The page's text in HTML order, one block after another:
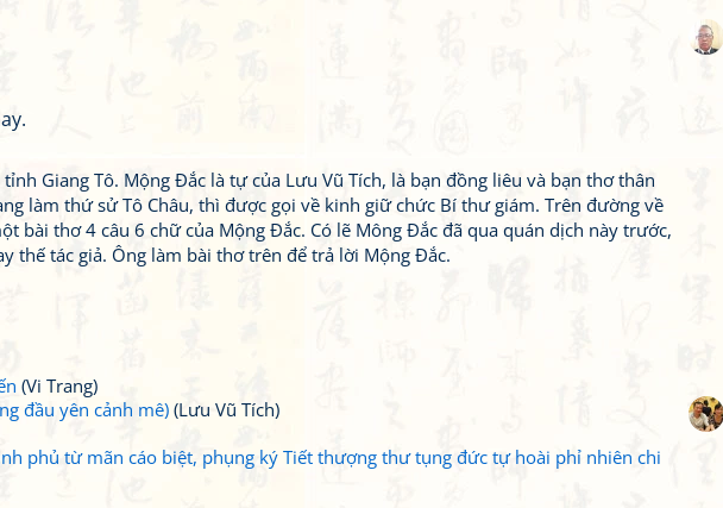
Giang Tô. Mộng Đắc là tự của Lưu Vũ Tích, là bạn đồng liêu và bạn thơ thân
làm thứ sử Tô Châu, thì được gọi về kinh giữ chức Bí thư giám. Trên đường về
bài thơ 4 câu 6 chữ của Mộng Đắc. Có lẽ Mông Đắc đã qua quán dịch này trước,
thế tác giả. Ông làm bài thơ trên để trả lời Mộng Đắc.
(Vi Trang)
đầu yên cảnh mê) (Lưu Vũ Tích)
phủ từ mãn cáo biệt, phụng ký Tiết thượng thư tụng đức tự hoài phỉ nhiên chi